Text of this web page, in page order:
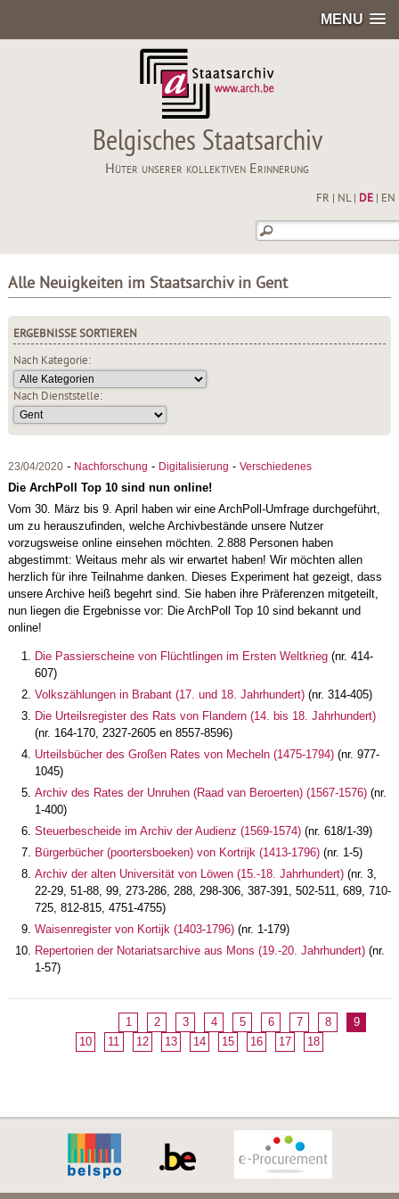
MENU
Belgisches Staatsarchiv
Hüter unserer kollektiven Erinnerung
FR NL| DE| EN
Alle Neuigkeiten im Staatsarchiv in Gent
ERGEBNISSE SORTIEREN
Nach Kategorie:
Nach Dienststelle:
23/04/2020- Nachforschung - Digitalisierung - Verschiedenes
Die ArchPoll Top 10 sind nun online!
Vom 30. März bis 9. April haben wir eine ArchPoll-Umfrage durchgeführt,
um zu herauszufinden, welche Archivbestände unsere Nutzer
vorzugsweise online einsehen möchten. 2.888 Personen haben
abgestimmt: Weitaus mehr als wir erwartet haben! Wir möchten allen
herzlich für ihre Teilnahme danken. Dieses Experiment hat gezeigt, dass
unsere Archive heiß begehrt sind. Sie haben ihre Präferenzen mitgeteilt,
nun liegen die Ergebnisse vor: Die ArchPoll Top 10 sind bekannt und
online!
Die Passierscheine von Flüchtlingen im Ersten Weltkrieg(nr. 414-
607)
Volkszählungen in Brabant (17. und 18. Jahrhundert)(nr. 314-405)
Die Urteilsregister des Rats von Flandern (14. bis 18. Jahrhundert)
(nr. 164-170, 2327-2605 en 8557-8596)
Urteilsbücher des Großen Rates von Mecheln (1475-1794)(nr. 977-
1045)
Archiv des Rates der Unruhen (Raad van Beroerten) (1567-1576)(nr.
1-400)
Steuerbescheide im Archiv der Audienz (1569-1574)(nr. 618/1-39)
Bürgerbücher (poortersboeken) von Kortrijk (1413-1796)(nr. 1-5)
Archiv der alten Universität von Löwen (15.-18. Jahrhundert)(nr. 3,
22-29, 51-88, 99, 273-286, 288, 298-306, 387-391, 502-511, 689, 710-
725, 812-815, 4751-4755)
Waisenregister von Kortijk (1403-1796)(nr. 1-179)
Repertorien der Notariatsarchive aus Mons (19.-20. Jahrhundert)(nr.
1-57)
1 2 3 4 5 6 7 8
9
10
11 12 13 14 15 16 17 18